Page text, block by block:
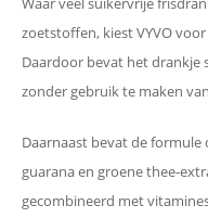
zoetstoffen, kiest VYVO
Daardoor bevat het drankje
zonder gebruik te maken
Daarnaast bevat de
guarana en groene thee-
gecombineerd met